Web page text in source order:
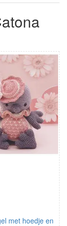
met hoedje en